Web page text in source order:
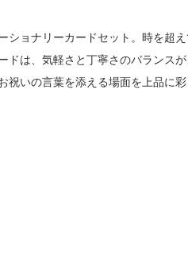
ショナリーカードセット。時を超
ドは、気軽さと丁寧さのバランス
祝いの言葉を添える場面を上品に彩